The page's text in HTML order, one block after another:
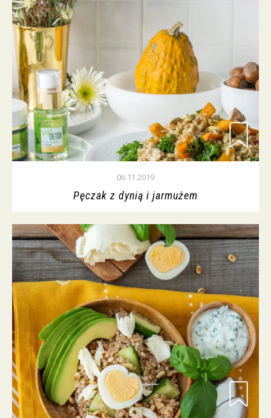
06.11.2019
Pęczak z dynią i jarmużem